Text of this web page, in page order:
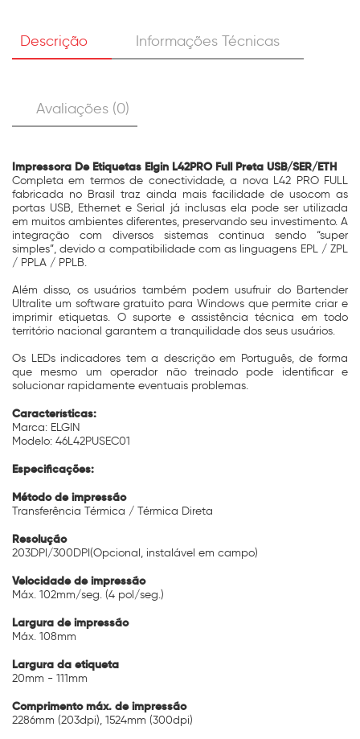
Descrição Informações Técnicas
Avaliações (0)
Impressora De Etiquetas Elgin L42PRO Full Preta USB/SER/ETH
Completa em termos de conectividade, a nova L42 PRO FULL
fabricada no Brasil traz ainda mais facilidade de uso.com as
portas USB, Ethernet e Serial já inclusas ela pode ser utilizada
em muitos ambientes diferentes, preservando seu investimento. A
integração com diversos sistemas continua sendo “super
simples”, devido a compatibilidade com as linguagens EPL / ZPL
/ PPLA / PPLB.
Além disso, os usuários também podem usufruir do Bartender
Ultralite um software gratuito para Windows que permite criar e
imprimir etiquetas. O suporte e assistência técnica em todo
território nacional garantem a tranquilidade dos seus usuários.
Os LEDs indicadores tem a descrição em Português, de forma
que mesmo um operador não treinado pode identificar e
solucionar rapidamente eventuais problemas.
Características:
Marca: ELGIN
Modelo: 46L42PUSEC01
Especificações:
Método de impressão
Transferência Térmica / Térmica Direta
Resolução
203DPI/300DPI(Opcional, instalável em campo)
Velocidade de impressão
Máx. 102mm/seg. (4 pol/seg.)
Largura de impressão
Máx. 108mm
Largura da etiqueta
20mm - 111mm
Comprimento máx. de impressão
2286mm (203dpi), 1524mm (300dpi)